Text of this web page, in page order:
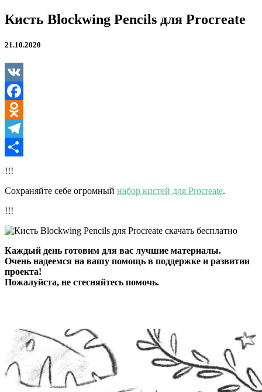
Кисть
Blockwing
для
Кисть Blockwing Pencils для Procreate
21.10.2020
VK
Facebook
Odnoklassniki
Telegram
Отправить
!!!
Сохраняйте себе огромный набор кистей для Procreate.
!!!
Каждый день готовим для вас лучшие материалы.
Очень надеемся на вашу помощь в поддержке и развитии
проекта!
Пожалуйста, не стесняйтесь помочь.